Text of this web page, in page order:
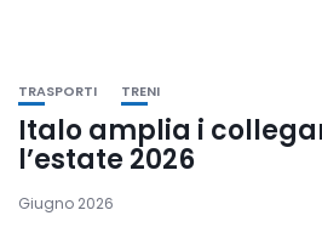
TRASPORTI TRENI
Italo amplia i
l’estate 2026
Giugno 2026